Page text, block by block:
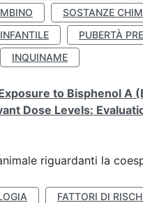
SOSTANZE
PUBERTÀ
INQUINAME
to Bisphenol A
Dose Levels:
riguardanti la
FATTORI DI